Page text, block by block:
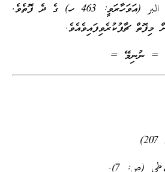
މިދެ ފޮތަކީވެސް ابن عبد البر (އަވަހާރަވީ: 463 ހ) ގެ ދެ ފޮތެވެ.
= ނުނިމޭ =